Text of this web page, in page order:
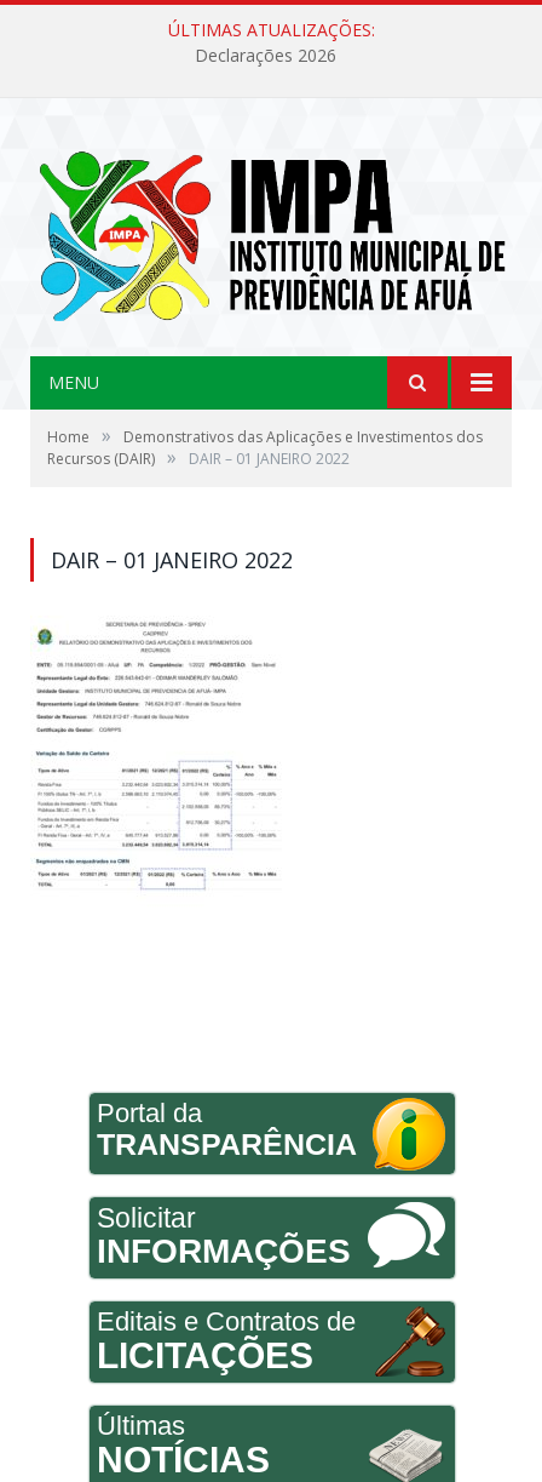
ÚLTIMAS ATUALIZAÇÕES:
Declarações 2026
MENU
Home »
Demonstrativos das Aplicações e Investimentos dos
Recursos (DAIR) » DAIR – 01 JANEIRO 2022
DAIR – 01 JANEIRO 2022
Portal da
TRANSPARÊNCIA
Solicitar
INFORMAÇÕES
Editais e Contratos de
LICITAÇÕES
Últimas
NOTÍCIAS